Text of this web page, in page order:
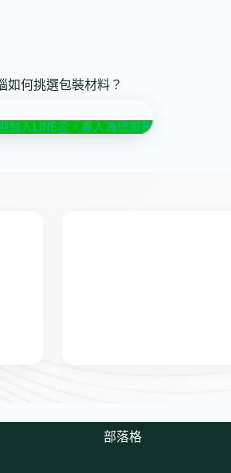
如何挑選包裝材料？
加入LINE@，專人為您服務
部落格